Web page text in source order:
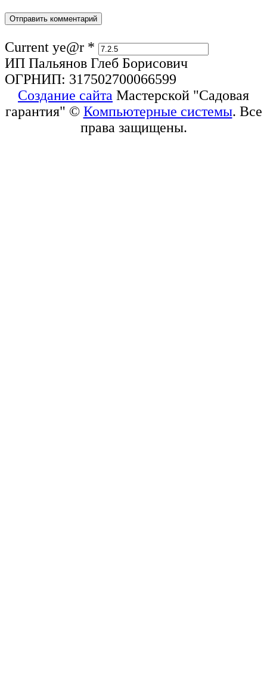
Current ye@r *
ИП Пальянов Глеб Борисович
ОГРНИП: 317502700066599
Создание сайта Мастерской "Садовая
гарантия" © Компьютерные системы. Все
права защищены.